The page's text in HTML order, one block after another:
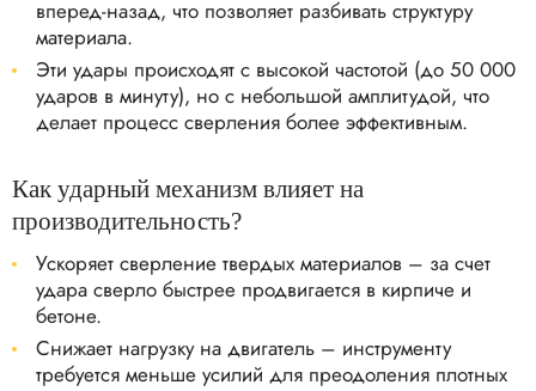
вперед-назад, что позволяет разбивать структуру
материала.
Эти удары происходят с высокой частотой (до 50 000
ударов в минуту), но с небольшой амплитудой, что
делает процесс сверления более эффективным.
Как ударный механизм влияет на
производительность?
Ускоряет сверление твердых материалов – за счет
удара сверло быстрее продвигается в кирпиче и
бетоне.
Снижает нагрузку на двигатель – инструменту
требуется меньше усилий для преодоления плотных